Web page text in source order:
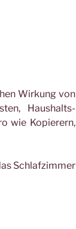
Wirkung von
Haushalts-
wie Kopierern,
Schlafzimmer